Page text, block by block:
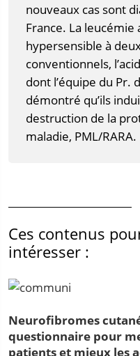
nouveaux cas sont
France. La
hypersensible à
conventionnels,
dont l’équipe du Pr.
démontré qu’ils
destruction de la
maladie, PML/RARA.
Ces contenus
intéresser :
Neurofibromes
questionnaire pour
patients et mieux les